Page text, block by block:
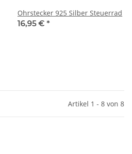
Ohrstecker 925 Silber Steuerrad
16,95 € *
Artikel 1 - 8 von 8